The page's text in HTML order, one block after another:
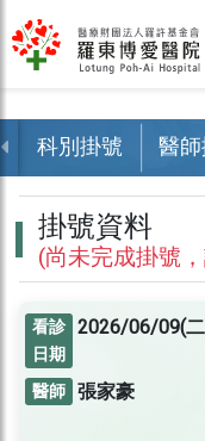
科別掛號 醫
掛號資料
(尚未完成掛號
看診
日期
2026/06/09(
醫師 張家豪